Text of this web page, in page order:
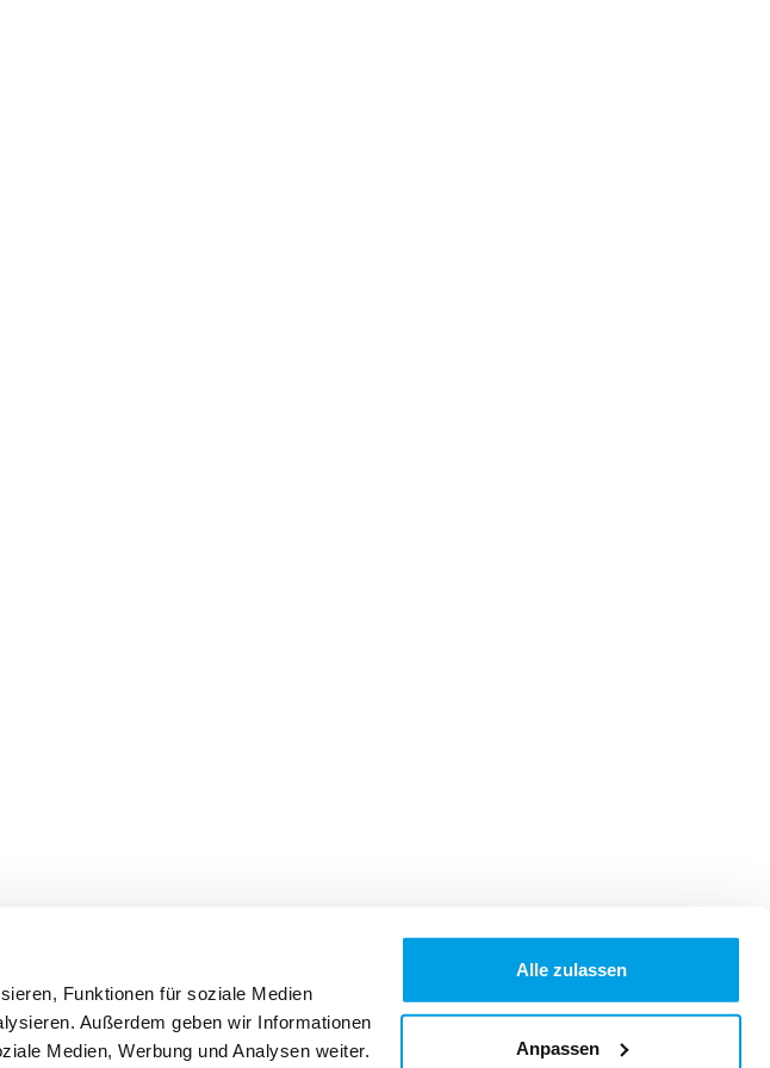
Funktionen für soziale Medien
Außerdem geben wir Informationen
Medien, Werbung und Analysen weiter.
Alle zulassen
Anpassen